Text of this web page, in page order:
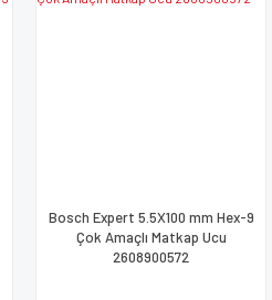
Bosch Expert 5.5X100 mm Hex-9
Çok Amaçlı Matkap Ucu
2608900572